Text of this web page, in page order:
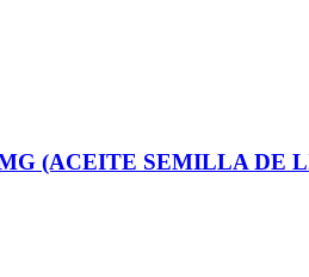
(ACEITE SEMILLA DE